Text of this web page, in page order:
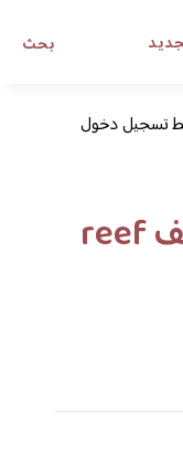
بحث
تسجيل دخول
رابط تسجيل دخول ريف reef